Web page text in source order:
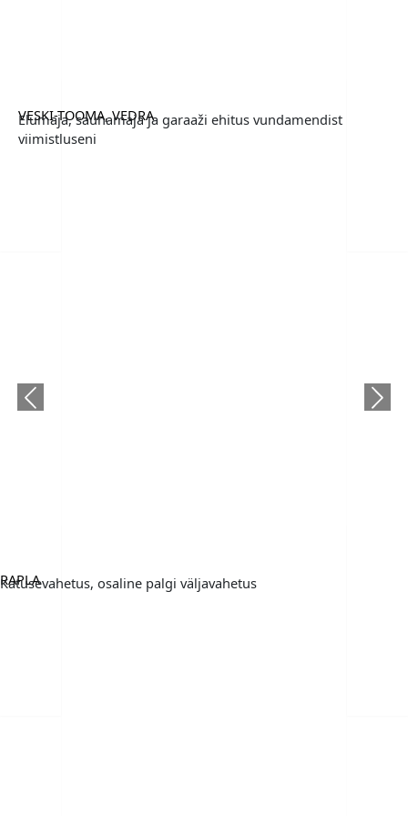
VESKI-TOOMA, VEDRA
Elumaja, saunamaja ja garaaži ehitus vundamendist
viimistluseni
Previous Next
RAPLA
Katusevahetus, osaline palgi väljavahetus